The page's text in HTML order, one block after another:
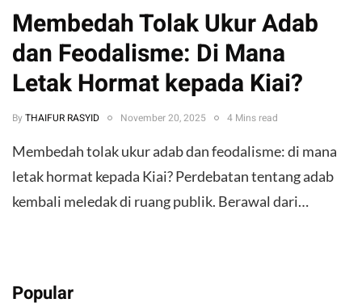
Membedah Tolak Ukur Adab
dan Feodalisme: Di Mana
Letak Hormat kepada Kiai?
By THAIFUR RASYID November 20, 2025 4 Mins read
Membedah tolak ukur adab dan feodalisme: di mana
letak hormat kepada Kiai? Perdebatan tentang adab
kembali meledak di ruang publik. Berawal dari…
Popular